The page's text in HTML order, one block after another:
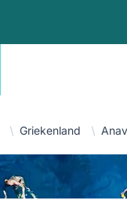
Griekenland